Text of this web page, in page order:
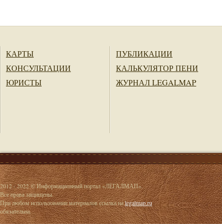
КАРТЫ
КОНСУЛЬТАЦИИ
ЮРИСТЫ
ПУБЛИКАЦИИ
КАЛЬКУЛЯТОР ПЕНИ
ЖУРНАЛ LEGALMAP
2012 - 2022 © Информационный портал «ЛЕГАЛМАП».
Все права защищены.
При любом использовании материалов ссылка наlegalmap.ru
обязательна.